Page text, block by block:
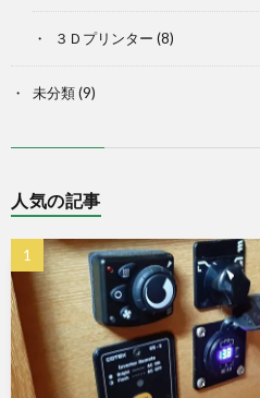
３Ｄプリンター (8)
未分類(9)
人気の記事